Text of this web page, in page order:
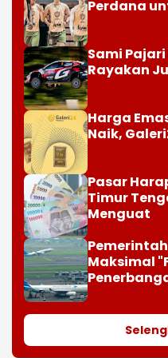
Perdana
Sami
Rayakan
Harga
Naik,
Pasar
Timur
Menguat
Maksimal